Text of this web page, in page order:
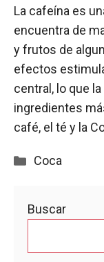
La cafeína es
encuentra de
y frutos de
efectos
central, lo que
ingredientes
café, el té y la
Categorías
Coca
Buscar